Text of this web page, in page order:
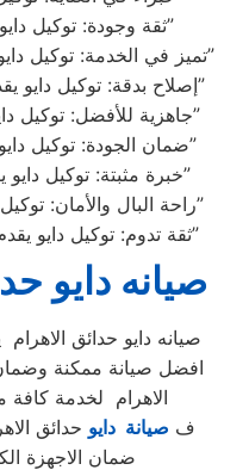
“ثقة وجودة: توكيل دايو يوفر صيانة مضمونة للأجهزة”
“تميز في الخدمة: توكيل دايو يضمن الأداء الأمثل لجميع الأجهزة”
“إصلاح بدقة: توكيل دايو يقدم حلولاً فورية وموثوقة للمشاكل”
“جاهزية للأفضل: توكيل دايو يوفر الصيانة المتميزة لأجهزتك”
“ضمان الجودة: توكيل دايو يحافظ على أداء أجهزتك بكفاءة”
“خبرة مثبتة: توكيل دايو يوفر الخدمات الاحترافية لعملائه”
“راحة البال والأمان: توكيل دايو يضمن سلامة أجهزتك وأدائها”
“ثقة تدوم: توكيل دايو يقدم الصيانة الموثوقة لجميع أجهزتك”
صيانه دايو
صيانه دايو حدائق
افضل صيانة ممكنة
الاهرام لخدمة كافة
ف صيانة دايو حدائق
ضمان الاجهزة